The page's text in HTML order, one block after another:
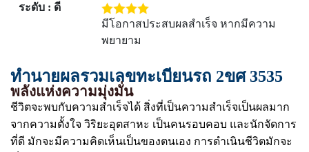
ระดับ : ดี
มีโอกาสประสบผลสำเร็จ หากมีความ
พยายาม
ทำนายผลรวมเลขทะเบียนรถ 2ขศ 3535
พลังแห่งความมุ่งมั่น
ชีวิตจะพบกับความสำเร็จได้ สิ่งที่เป็นความสำเร็จเป็นผลมาก
จากความตั้งใจ วิริยะอุตสาหะ เป็นคนรอบคอบ และนักจัดการ
ที่ดี มักจะมีความคิดเห็นเป็นของตนเอง การดำเนินชีวิตมักจะ